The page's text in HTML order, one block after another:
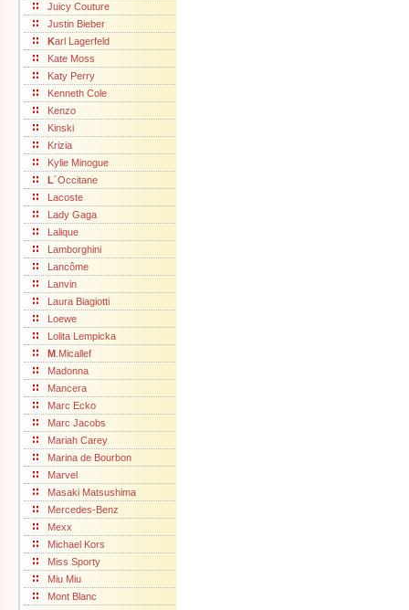
Juicy Couture
Justin Bieber
Karl Lagerfeld
Kate Moss
Katy Perry
Kenneth Cole
Kenzo
Kinski
Krizia
Kylie Minogue
L´Occitane
Lacoste
Lady Gaga
Lalique
Lamborghini
Lancôme
Lanvin
Laura Biagiotti
Loewe
Lolita Lempicka
M .Micallef
Madonna
Mancera
Marc Ecko
Marc Jacobs
Mariah Carey
Marina de Bourbon
Marvel
Masaki Matsushima
Mercedes-Benz
Mexx
Michael Kors
Miss Sporty
Miu Miu
Mont Blanc